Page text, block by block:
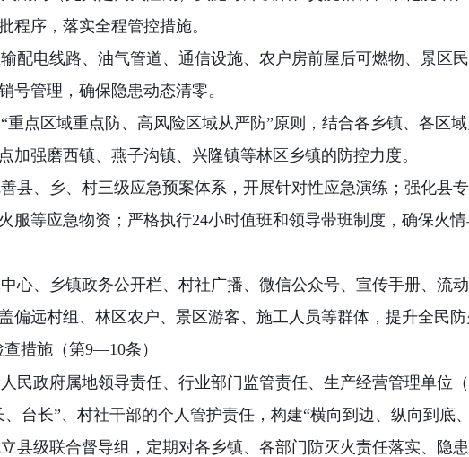
程序，落实全程管控措施。
配电线路、油气管道、通信设施、农户房前屋后可燃物、景区
号管理，确保隐患动态清零。
“重点区域重点防、高风险区域从严防”原则，结合各乡镇、各区
加强磨西镇、燕子沟镇、兴隆镇等林区乡镇的防控力度。
县、乡、村三级应急预案体系，开展针对性应急演练；强化县
服等应急物资；严格执行24小时值班和领导带班制度，确保火
心、乡镇政务公开栏、村社广播、微信公众号、宣传手册、流
偏远村组、林区农户、景区游客、施工人员等群体，提升全民防
查措施（第9—10条）
民政府属地领导责任、行业部门监管责任、生产经营管理单位
、台长”、村社干部的个人管护责任，构建“横向到边、纵向到底
县级联合督导组，定期对各乡镇、各部门防灭火责任落实、隐